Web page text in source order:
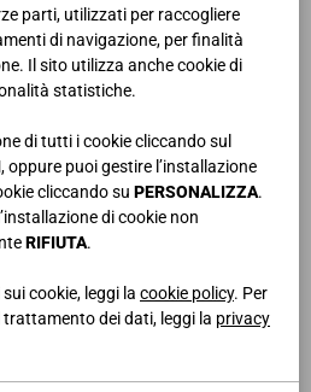
parti, utilizzati per raccogliere
di navigazione, per finalità
Il sito utilizza anche cookie di
statistiche.
di tutti i cookie cliccando sul
, oppure puoi gestire l’installazione
cliccando su PERSONALIZZA.
di cookie non
RIFIUTA.
cookie, leggi la cookie policy. Per
dei dati, leggi la privacy
ai bambini, invece, ospiterà gli
al 17 giugno, durante tutte le
circa 15 passaggi giornalieri.